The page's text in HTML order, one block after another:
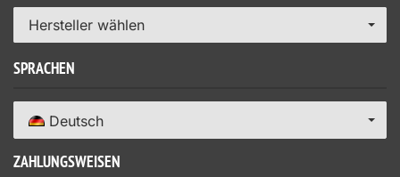
Hersteller wählen
SPRACHEN
Deutsch
ZAHLUNGSWEISEN